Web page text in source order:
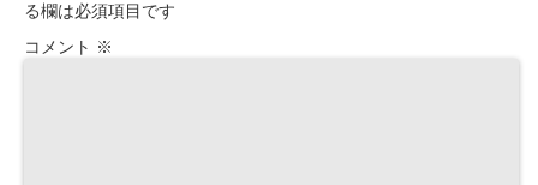
る欄は必須項目です
コメント ※